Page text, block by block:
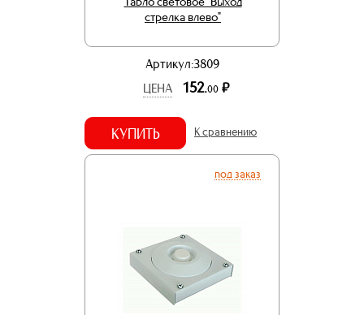
стрелка влево"
Артикул:3809
ЦЕНА
152.00 р.
КУПИТЬ К сравнению
под заказ